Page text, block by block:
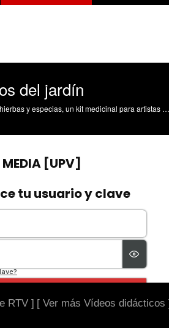
del jardín
Los cuadernos del jardín: hierbas y especias, un kit medicinal para artistas es una cápsula de conocimiento realizada por Eva Figueras Ferrer (UB) dentro del proyecto de Cooperación al Desarrollo Sostenible de la Universidad Complutense de Madrid XXI Convocatoria 2025.
RTV ] [ Ver más Vídeos didácticos